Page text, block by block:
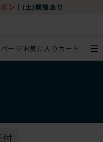
ン (土)開催あり
ージ お気に入り カート